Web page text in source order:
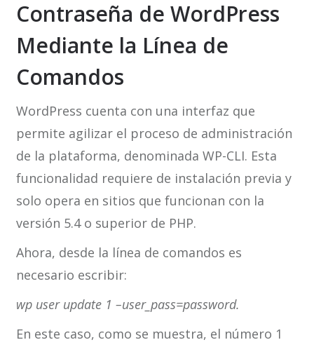
Contraseña de WordPress
Mediante la Línea de
Comandos
WordPress cuenta con una interfaz que
permite agilizar el proceso de administración
de la plataforma, denominada WP-CLI. Esta
funcionalidad requiere de instalación previa y
solo opera en sitios que funcionan con la
versión 5.4 o superior de PHP.
Ahora, desde la línea de comandos es
necesario escribir:
wp user update 1 –user_pass=password.
En este caso, como se muestra, el número 1